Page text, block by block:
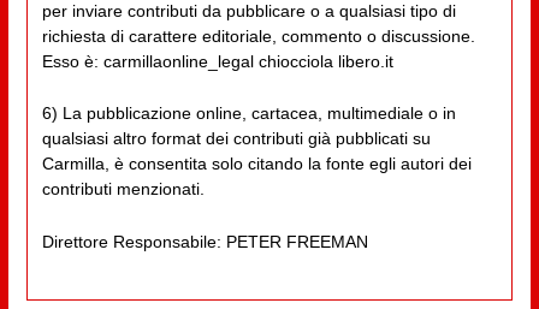
per inviare contributi da pubblicare o a qualsiasi tipo di
richiesta di carattere editoriale, commento o discussione.
Esso è: carmillaonline_legal chiocciola libero.it
6) La pubblicazione online, cartacea, multimediale o in
qualsiasi altro format dei contributi già pubblicati su
Carmilla, è consentita solo citando la fonte egli autori dei
contributi menzionati.
Direttore Responsabile: PETER FREEMAN